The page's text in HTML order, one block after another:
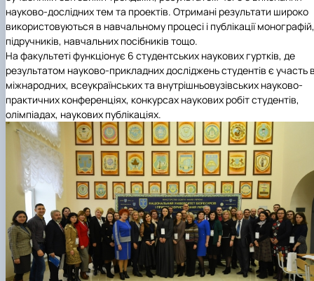
науково-дослідних тем та проектів. Отримані результати широко
використовуються в навчальному процесі і публікації монографій,
підручників, навчальних посібників тощо.
На факультеті функціонує 6 студентських наукових гуртків, де
результатом науково-прикладних досліджень студентів є участь
міжнародних, всеукраїнських та внутрішньовузівських науково-
практичних конференціях, конкурсах наукових робіт студентів,
олімпіадах, наукових публікаціях.